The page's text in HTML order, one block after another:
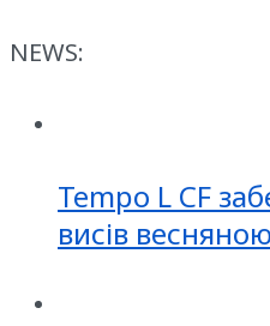
NEWS:
Tempo L CF
висів